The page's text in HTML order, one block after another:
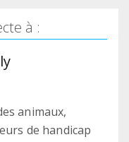
à :
animaux,
de handicap